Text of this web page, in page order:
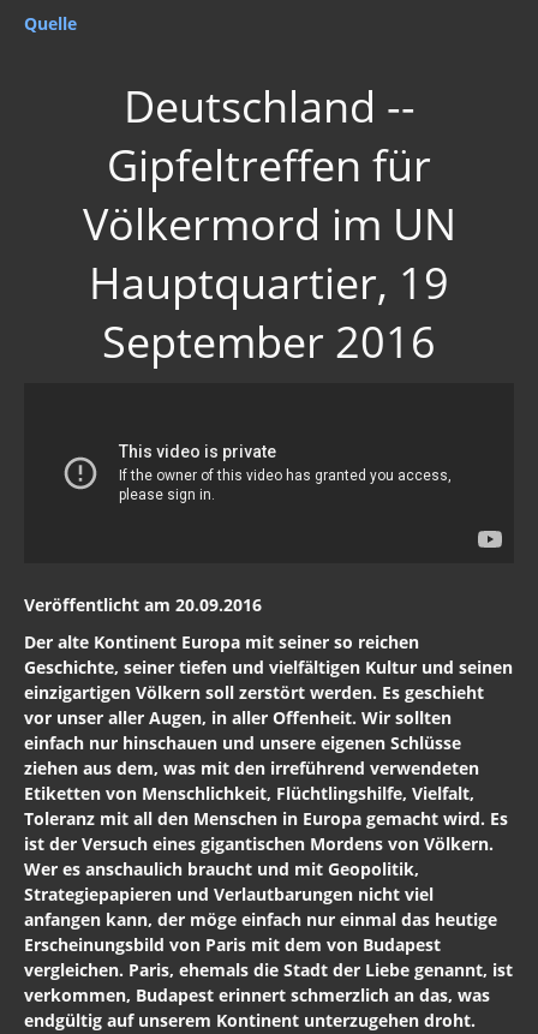
Quelle
Deutschland --
Gipfeltreffen für
Völkermord im UN
Hauptquartier, 19
September 2016
Veröffentlicht am 20.09.2016
Der alte Kontinent Europa mit seiner so reichen
Geschichte, seiner tiefen und vielfältigen Kultur und seinen
einzigartigen Völkern soll zerstört werden. Es geschieht
vor unser aller Augen, in aller Offenheit. Wir sollten
einfach nur hinschauen und unsere eigenen Schlüsse
ziehen aus dem, was mit den irreführend verwendeten
Etiketten von Menschlichkeit, Flüchtlingshilfe, Vielfalt,
Toleranz mit all den Menschen in Europa gemacht wird. Es
ist der Versuch eines gigantischen Mordens von Völkern.
Wer es anschaulich braucht und mit Geopolitik,
Strategiepapieren und Verlautbarungen nicht viel
anfangen kann, der möge einfach nur einmal das heutige
Erscheinungsbild von Paris mit dem von Budapest
vergleichen. Paris, ehemals die Stadt der Liebe genannt, ist
verkommen, Budapest erinnert schmerzlich an das, was
endgültig auf unserem Kontinent unterzugehen droht.